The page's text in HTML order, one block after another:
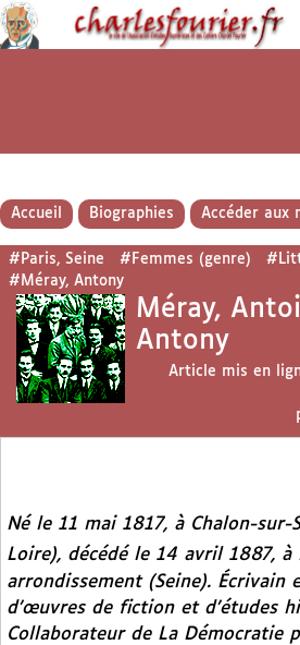
Accueil Biographies Accéder aux
#Paris, Seine #Femmes (genre)
#Méray, Antony
Méray,
Antony
Article mis en
Né le 11 mai 1817, à Chalon-sur-
Loire), décédé le 14 avril 1887, à
arrondissement (Seine). Écrivain
d’œuvres de fiction et d’études
Collaborateur de La Démocratie